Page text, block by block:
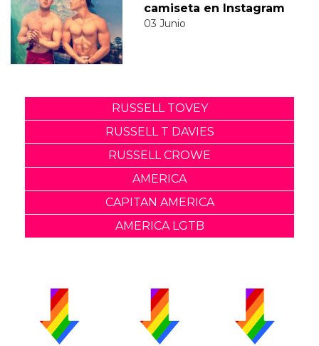
camiseta en Instagram
03 Junio
RUSSELL TOVEY
RUSSELL T DAVIES
RUSSELL CROWE
AMERICA
CAPITAN AMERICA
AMERICA LGTB